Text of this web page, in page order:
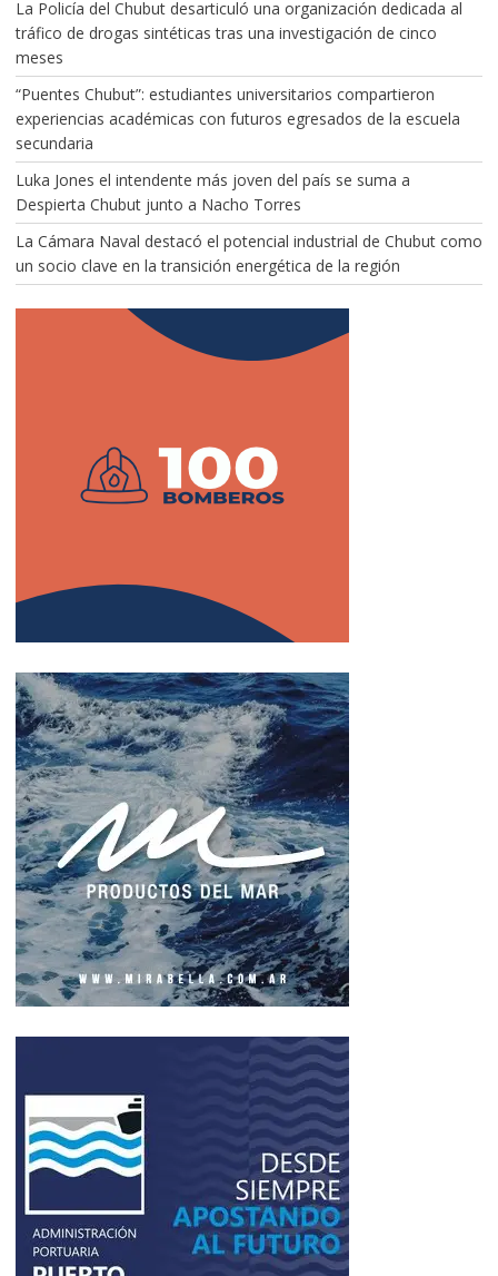
La Policía del Chubut desarticuló una organización dedicada al
tráfico de drogas sintéticas tras una investigación de cinco
meses
“Puentes Chubut”: estudiantes universitarios compartieron
experiencias académicas con futuros egresados de la escuela
secundaria
Luka Jones el intendente más joven del país se suma a
Despierta Chubut junto a Nacho Torres
La Cámara Naval destacó el potencial industrial de Chubut como
un socio clave en la transición energética de la región